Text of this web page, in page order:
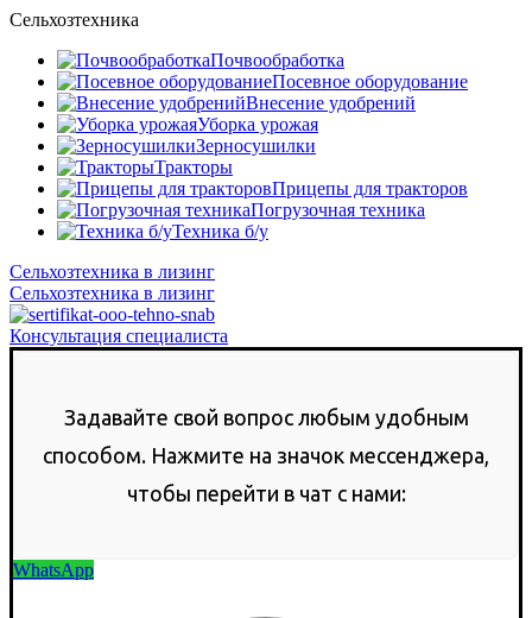
Сельхозтехника
Почвообработка
Посевное оборудование
Внесение удобрений
Уборка урожая
Зерносушилки
Тракторы
Прицепы для тракторов
Погрузочная техника
Техника б/у
Сельхозтехника в лизинг
Сельхозтехника в лизинг
Консультация специалиста
Задавайте свой вопрос любым удобным
способом. Нажмите на значок мессенджера,
чтобы перейти в чат с нами:
WhatsApp